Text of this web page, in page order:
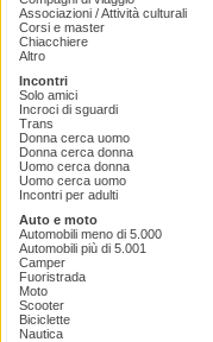
Associazioni / Attività culturali
Corsi e master
Chiacchiere
Altro
Incontri
Solo amici
Incroci di sguardi
Trans
Donna cerca uomo
Donna cerca donna
Uomo cerca donna
Uomo cerca uomo
Incontri per adulti
Auto e moto
Automobili meno di 5.000
Automobili più di 5.001
Camper
Fuoristrada
Moto
Scooter
Biciclette
Nautica